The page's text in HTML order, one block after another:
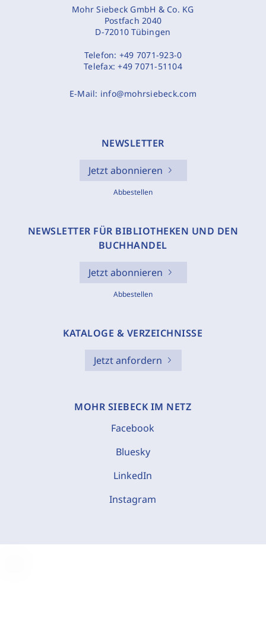
Mohr Siebeck GmbH & Co. KG
Postfach 2040
D-72010 Tübingen
Telefon: +49 7071-923-0
Telefax:+49 7071-51104
E-Mail: info@mohrsiebeck.com
NEWSLETTER
Jetzt abonnieren
Abbestellen
NEWSLETTER FÜR BIBLIOTHEKEN UND DEN
BUCHHANDEL
Jetzt abonnieren
Abbestellen
KATALOGE & VERZEICHNISSE
Jetzt anfordern
MOHR SIEBECK IM NETZ
Facebook
Bluesky
LinkedIn
Instagram